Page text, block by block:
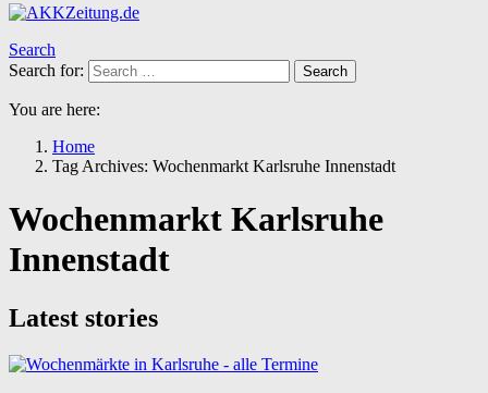
Search
Search for:
Search
You are here:
Home
Tag Archives: Wochenmarkt Karlsruhe Innenstadt
Wochenmarkt Karlsruhe
Innenstadt
Latest stories